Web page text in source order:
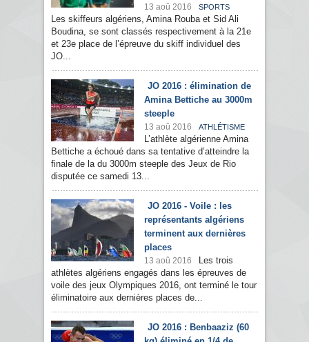
13 aoû 2016 SPORTS
Les skiffeurs algériens, Amina Rouba et Sid Ali
Boudina, se sont classés respectivement à la 21e
et 23e place de l’épreuve du skiff individuel des
JO...
JO 2016 : élimination de
Amina Bettiche au 3000m
steeple
13 aoû 2016 ATHLÉTISME
L’athlète algérienne Amina
Bettiche a échoué dans sa tentative d’atteindre la
finale de la du 3000m steeple des Jeux de Rio
disputée ce samedi 13...
JO 2016 - Voile : les
représentants algériens
terminent aux dernières
places
13 aoû 2016
Les trois
athlètes algériens engagés dans les épreuves de
voile des jeux Olympiques 2016, ont terminé le tour
éliminatoire aux dernières places de...
JO 2016 : Benbaaziz (60